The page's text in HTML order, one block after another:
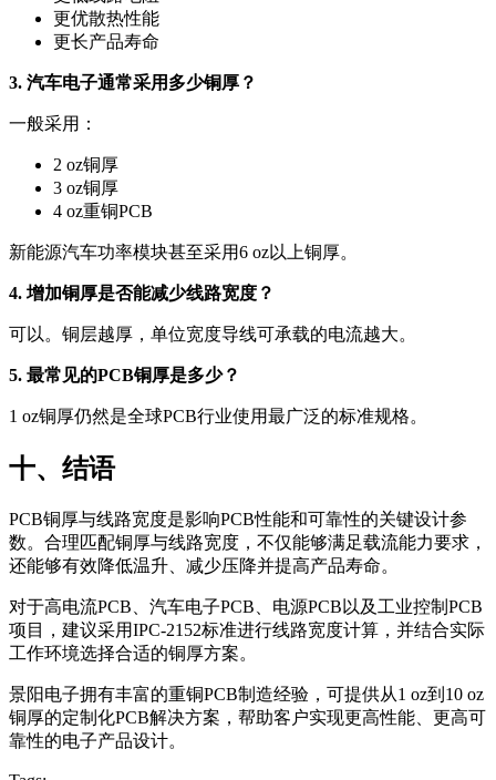
更优散热性能
更长产品寿命
3. 汽车电子通常采用多少铜厚？
一般采用：
2 oz铜厚
3 oz铜厚
4 oz重铜PCB
新能源汽车功率模块甚至采用6 oz以上铜厚。
4. 增加铜厚是否能减少线路宽度？
可以。铜层越厚，单位宽度导线可承载的电流越大。
5. 最常见的PCB铜厚是多少？
1 oz铜厚仍然是全球PCB行业使用最广泛的标准规格。
十、结语
PCB铜厚与线路宽度是影响PCB性能和可靠性的关键设计参
数。合理匹配铜厚与线路宽度，不仅能够满足载流能力要求，
还能够有效降低温升、减少压降并提高产品寿命。
对于高电流PCB、汽车电子PCB、电源PCB以及工业控制PCB
项目，建议采用IPC-2152标准进行线路宽度计算，并结合实际
工作环境选择合适的铜厚方案。
景阳电子拥有丰富的重铜PCB制造经验，可提供从1 oz到10 oz
铜厚的定制化PCB解决方案，帮助客户实现更高性能、更高可
靠性的电子产品设计。